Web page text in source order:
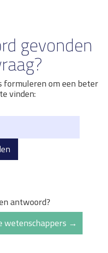
gevonden
formuleren om een beter
vinden:
antwoord?
wetenschappers →